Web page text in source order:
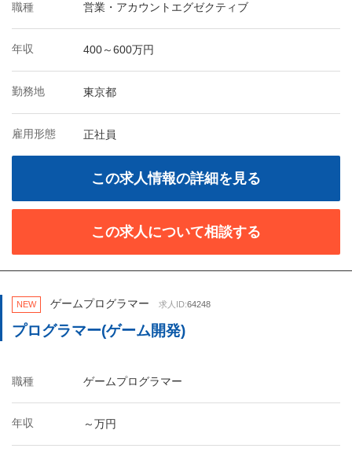
職種 営業・アカウントエグゼクティブ
年収 400～600万円
勤務地 東京都
雇用形態 正社員
この求人情報の詳細を見る
この求人について相談する
NEW ゲームプログラマー 求人ID:64248
プログラマー(ゲーム開発)
職種 ゲームプログラマー
年収 ～万円